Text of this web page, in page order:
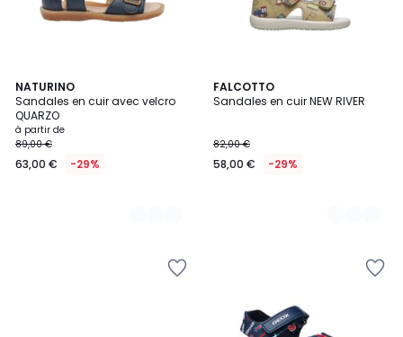
NATURINO
Sandales en cuir avec velcro
QUARZO
à partir de
89,00 €
63,00 € -29%
2
Couleurs
FALCOTTO
Sandales en cuir NEW RIVER
82,00 €
58,00 € -29%
2
Couleurs